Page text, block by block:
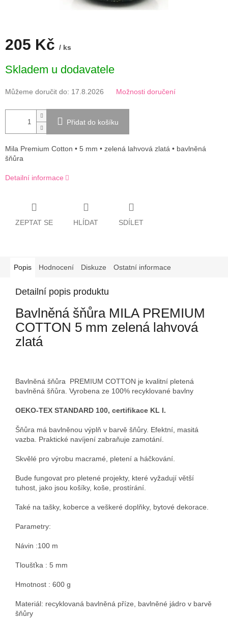
205 Kč / ks
cena:
Skladem u dodavatele
Můžeme doručit do: 17.8.2026 Možnosti doručení
Přidat do košíku
Mila Premium Cotton • 5 mm • zelená lahvová zlatá • bavlněná
šňůra
Detailní informace
ZEPTAT SE HLÍDAT SDÍLET
Popis Hodnocení Diskuze Ostatní informace
Detailní popis produktu
Bavlněná šňůra MILA PREMIUM
COTTON 5 mm zelená lahvová
zlatá
Bavlněná šňůra PREMIUM COTTON je kvalitní pletená
bavlněná šňůra. Vyrobena ze 100% recyklované bavlny
OEKO-TEX STANDARD 100, certifikace KL I.
Šňůra má bavlněnou výplň v barvě šňůry. Efektní, masitá
vazba. Praktické navíjení zabraňuje zamotání.
Skvělé pro výrobu macramé, pletení a háčkování.
Bude fungovat pro pletené projekty, které vyžadují větší
tuhost, jako jsou košíky, koše, prostírání.
Také na tašky, koberce a veškeré doplňky, bytové dekorace.
Parametry:
Návin :100 m
Tloušťka : 5 mm
Hmotnost : 600 g
Materiál: recyklovaná bavlněná příze, bavlněné jádro v barvě
šňůry